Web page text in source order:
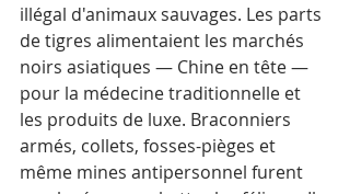
illégal d'animaux sauvages. Les parts
de tigres alimentaient les marchés
noirs asiatiques — Chine en tête —
pour la médecine traditionnelle et
les produits de luxe. Braconniers
armés, collets, fosses-pièges et
même mines antipersonnel furent